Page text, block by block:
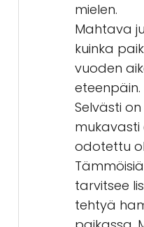
mielen.
Mahtava
kuinka
vuoden
eteenpäin.
Selvästi
odotettu
tarvitsee
tehtyä